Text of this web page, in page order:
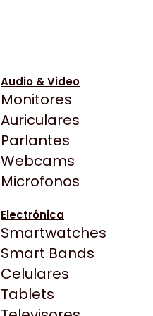
Audio & Video
Monitores
Auriculares
Parlantes
Webcams
Microfonos
Electrónica
Smartwatches
Smart Bands
Celulares
Tablets
CLICK GAMING
TECLADO NUMERICO K106
USB DEHUKA
32% OFF